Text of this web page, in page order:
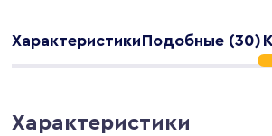
ХарактеристикиПодобные (30)
Характеристики